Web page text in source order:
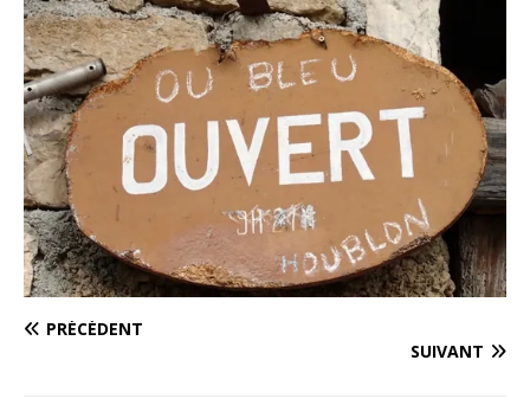
PRÉCÉDENT
SUIVANT